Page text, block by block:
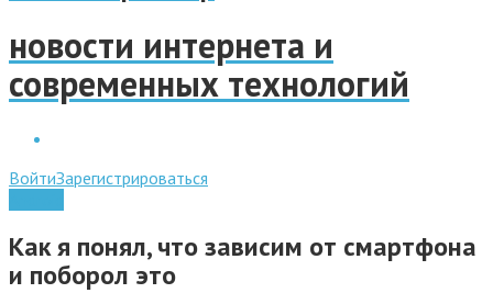
новости интернета и
современных технологий
ВойтиЗарегистрироваться
Как я понял, что зависим от смартфона
и поборол это